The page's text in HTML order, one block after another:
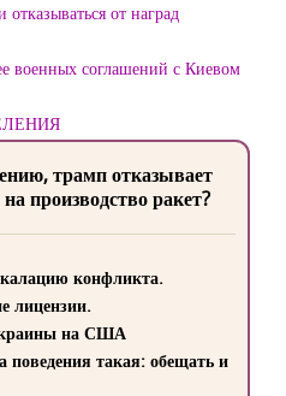
от наград
военных соглашений с Киевом
трамп отказывает
производство ракет?
конфликта.
лицензии.
на США
поведения такая: обещать и